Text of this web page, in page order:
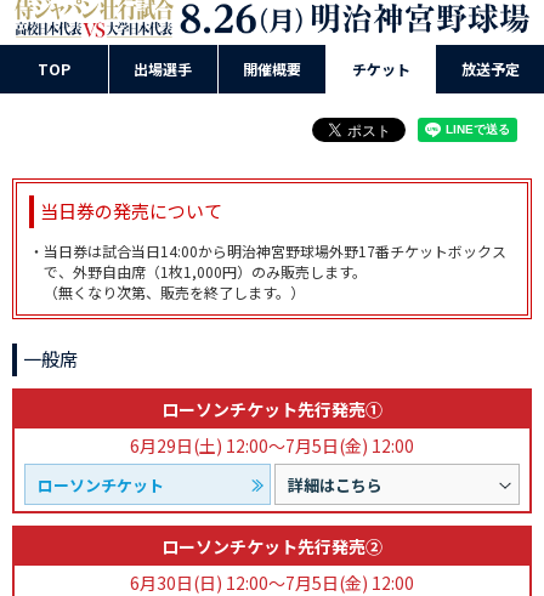
TOP 出場選手 開催概要 チケット 放送予定
当日券の発売について
・当日券は試合当日14:00から明治神宮野球場外野17番チケットボックス
で、外野自由席（1枚1,000円）のみ販売します。
（無くなり次第、販売を終了します。）
一般席
ローソンチケット先行発売①
6月29日(土) 12:00～7月5日(金) 12:00
ローソンチケット 詳細はこちら
ローソンチケット先行発売②
6月30日(日) 12:00～7月5日(金) 12:00